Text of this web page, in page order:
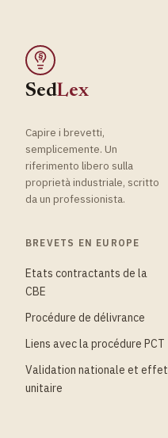
§
SedLex
Capire i brevetti,
semplicemente. Un
riferimento libero sulla
proprietà industriale, scritto
da un professionista.
BREVETS EN EUROPE
Etats contractants de la
CBE
Procédure de délivrance
Liens avec la procédure PCT
Validation nationale et effet
unitaire